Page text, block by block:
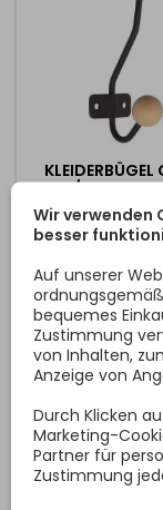
KLEIDERBÜGEL
MAXI /
HOLZ
Schöner und
Frontbefestigung
Höhe von 145
Kombiniert mit
Preis
6,37 €
 In den
Wir verwenden
besser
Auf unserer
bequemes
Zustimmung
von Inhalten,
Anzeige von
Durch Klicken
Marketing-
Partner für
Zustimmung